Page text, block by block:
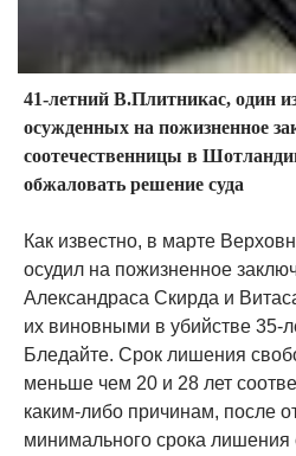
41-летний В.Плитникас, один
осужденных на пожизненное
соотечественницы в
обжаловать решение суда
Как известно, в марте
осудил на пожизненное
Александраса Скирда и
их виновными в убийстве 35-
Бледайте. Срок лишения
меньше чем 20 и 28 лет
каким-либо причинам, после
минимального срока лишения